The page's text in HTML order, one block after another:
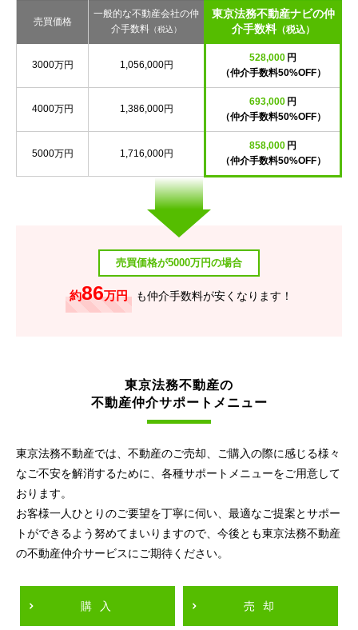
売買価格
一般的な不動産会社の仲
介手数料 （税込）
東京法務不動産ナビの仲
介手数料（税込）
3000万円 1,056,000円
528,000 円
（仲介手数料50%OFF）
4000万円 1,386,000円
693,000 円
（仲介手数料50%OFF）
5000万円 1,716,000円
858,000 円
（仲介手数料50%OFF）
売買価格が5000万円の場合
約86万円 も仲介手数料が安くなります！
東京法務不動産の
不動産仲介サポートメニュー
東京法務不動産では、不動産のご売却、ご購入の際に感じる様々
なご不安を解消するために、各種サポートメニューをご用意して
おります。
お客様一人ひとりのご要望を丁寧に伺い、最適なご提案とサポー
トができるよう努めてまいりますので、今後とも東京法務不動産
の不動産仲介サービスにご期待ください。
購入 売却